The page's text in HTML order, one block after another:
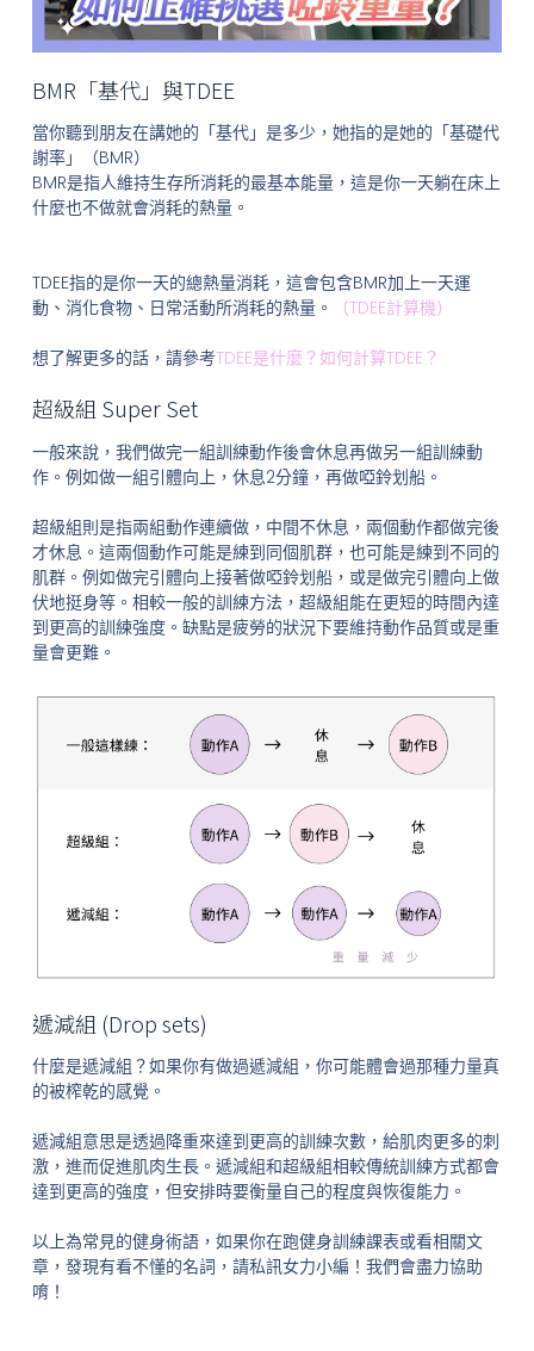
BMR「基代」與TDEE
當你聽到朋友在講她的「基代」是多少，她指的是她的「基礎代
謝率」（BMR）
BMR是指人維持生存所消耗的最基本能量，這是你一天躺在床上
什麼也不做就會消耗的熱量。
TDEE指的是你一天的總熱量消耗，這會包含BMR加上一天運
動、消化食物、日常活動所消耗的熱量。
（TDEE計算機）
想了解更多的話，請參考TDEE是什麼？如何計算TDEE？
超級組 Super Set
一般來說，我們做完一組訓練動作後會休息再做另一組訓練動
作。例如做一組引體向上，休息2分鐘，再做啞鈴划船。
超級組則是指兩組動作連續做，中間不休息，兩個動作都做完後
才休息。這兩個動作可能是練到同個肌群，也可能是練到不同的
肌群。例如做完引體向上接著做啞鈴划船，或是做完引體向上做
伏地挺身等。相較一般的訓練方法，超級組能在更短的時間內達
到更高的訓練強度。缺點是疲勞的狀況下要維持動作品質或是重
量會更難。
遞減組 (Drop sets)
什麼是遞減組？如果你有做過遞減組，你可能體會過那種力量真
的被榨乾的感覺。
遞減組意思是透過降重來達到更高的訓練次數，給肌肉更多的刺
激，進而促進肌肉生長。遞減組和超級組相較傳統訓練方式都會
達到更高的強度，但安排時要衡量自己的程度與恢復能力。
以上為常見的健身術語，如果你在跑健身訓練課表或看相關文
章，發現有看不懂的名詞，請私訊女力小編！我們會盡力協助
唷！